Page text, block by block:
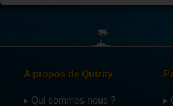
A propos de Quizity
▸ Qui sommes-nous ?
▸